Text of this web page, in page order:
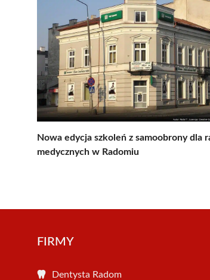
Nowa edycja szkoleń z samoobrony dla
medycznych w Radomiu
FIRMY
Dentysta Radom